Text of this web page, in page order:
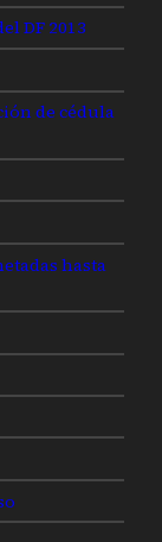
DF 2013
de cédula
hasta